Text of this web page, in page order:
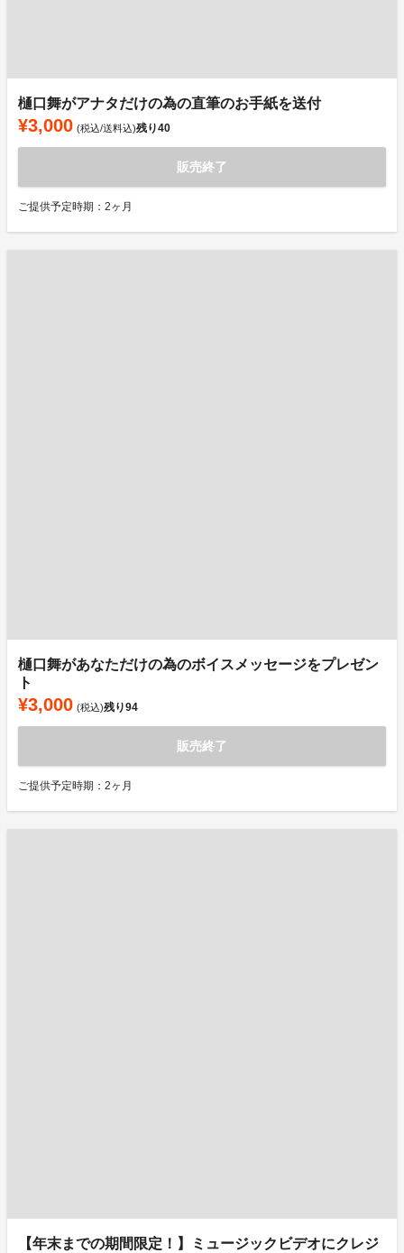
樋口舞がアナタだけの為の直筆のお手紙を送付
¥3,000 (税込/送料込)残り40
販売終了
ご提供予定時期：2ヶ月
樋口舞があなただけの為のボイスメッセージをプレゼン
ト
¥3,000 (税込)残り94
販売終了
ご提供予定時期：2ヶ月
【年末までの期間限定！】ミュージックビデオにクレジ